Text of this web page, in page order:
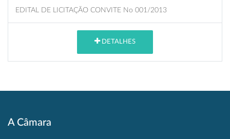
EDITAL DE LICITAÇÃO CONVITE No 001/2013
DETALHES
A Câmara